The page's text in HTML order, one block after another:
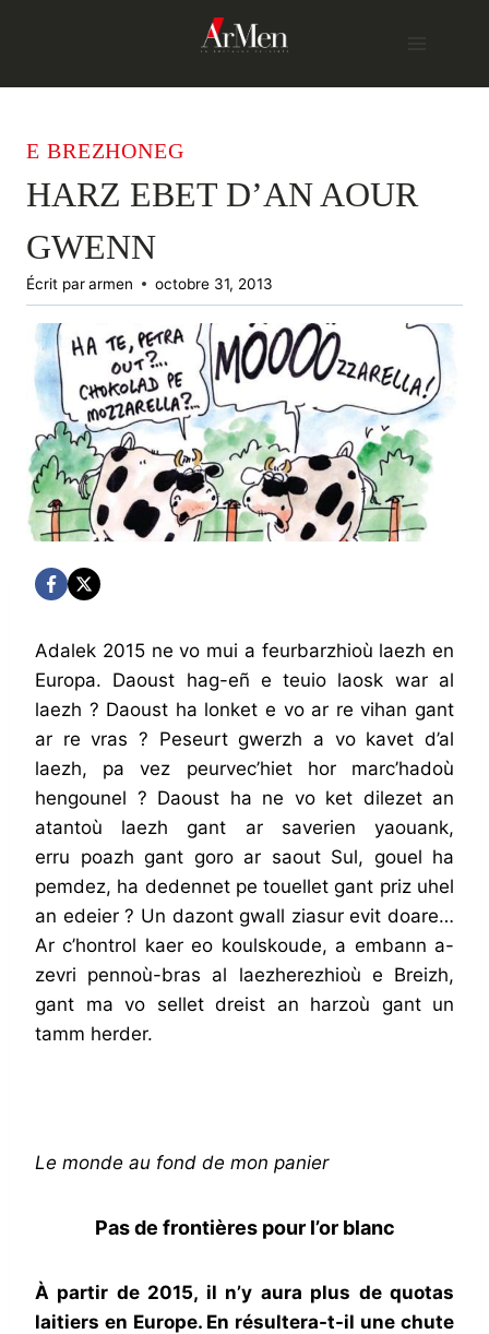
E BREZHONEG
HARZ EBET D’AN AOUR
GWENN
Écrit pararmen octobre 31, 2013
Adalek 2015 ne vo mui a feurbarzhioù laezh en
Europa. Daoust hag-eñ e teuio laosk war al
laezh ? Daoust ha lonket e vo ar re vihan gant
ar re vras ? Peseurt gwerzh a vo kavet d’al
laezh, pa vez peurvec’hiet hor marc’hadoù
hengounel ? Daoust ha ne vo ket dilezet an
atantoù laezh gant ar saverien yaouank,
erru poazh gant goro ar saout Sul, gouel ha
pemdez, ha dedennet pe touellet gant priz uhel
an edeier ? Un dazont gwall ziasur evit doare…
Ar c’hontrol kaer eo koulskoude, a embann a-
zevri pennoù-bras al laezherezhioù e Breizh,
gant ma vo sellet dreist an harzoù gant un
tamm herder.
Le monde au fond de mon panier
Pas de frontières pour l’or blanc
À partir de 2015, il n’y aura plus de quotas
laitiers en Europe. En résultera-t-il une chute